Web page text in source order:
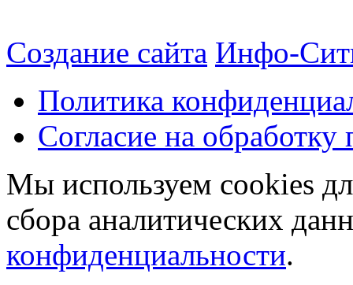
Создание сайта Инфо-
Политика
Согласие на
Мы используем cookies
сбора аналитических
конфиденциальности.